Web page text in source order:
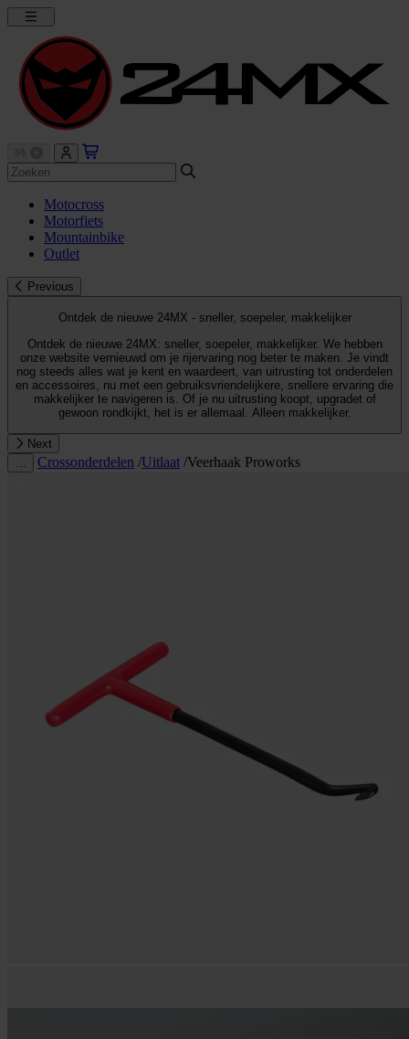
Motocross
Motorfiets
Mountainbike
Outlet
Previous
Ontdek de nieuwe 24MX - sneller, soepeler, makkelijker
Ontdek de nieuwe 24MX: sneller, soepeler, makkelijker. We hebben
onze website vernieuwd om je rijervaring nog beter te maken. Je vindt
nog steeds alles wat je kent en waardeert, van uitrusting tot onderdelen
en accessoires, nu met een gebruiksvriendelijkere, snellere ervaring die
makkelijker te navigeren is. Of je nu uitrusting koopt, upgradet of
gewoon rondkijkt, het is er allemaal. Alleen makkelijker.
Next
Crossonderdelen /Uitlaat /Veerhaak Proworks